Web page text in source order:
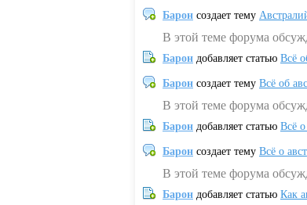
Барон создает тему
В этой теме форума
Барон добавляет статью Всё
Барон создает тему Всё об
В этой теме форума
Барон добавляет статью Всё
Барон создает тему Всё о
В этой теме форума
Барон добавляет статью Как